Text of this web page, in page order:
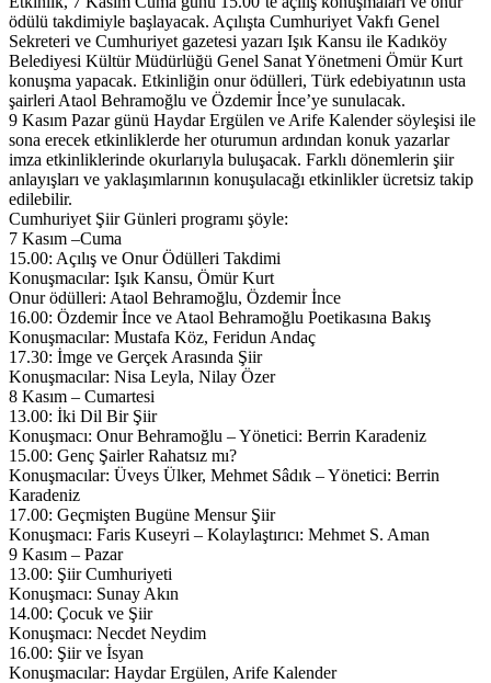
ödülü takdimiyle başlayacak. Açılışta Cumhuriyet Vakfı Genel
Sekreteri ve Cumhuriyet gazetesi yazarı Işık Kansu ile Kadıköy
Belediyesi Kültür Müdürlüğü Genel Sanat Yönetmeni Ömür Kurt
konuşma yapacak. Etkinliğin onur ödülleri, Türk edebiyatının usta
şairleri Ataol Behramoğlu ve Özdemir İnce’ye sunulacak.
9 Kasım Pazar günü Haydar Ergülen ve Arife Kalender söyleşisi ile
sona erecek etkinliklerde her oturumun ardından konuk yazarlar
imza etkinliklerinde okurlarıyla buluşacak. Farklı dönemlerin şiir
anlayışları ve yaklaşımlarının konuşulacağı etkinlikler ücretsiz takip
edilebilir.
Cumhuriyet Şiir Günleri programı şöyle:
7 Kasım –Cuma
15.00: Açılış ve Onur Ödülleri Takdimi
Konuşmacılar: Işık Kansu, Ömür Kurt
Onur ödülleri: Ataol Behramoğlu, Özdemir İnce
16.00: Özdemir İnce ve Ataol Behramoğlu Poetikasına Bakış
Konuşmacılar: Mustafa Köz, Feridun Andaç
17.30: İmge ve Gerçek Arasında Şiir
Konuşmacılar: Nisa Leyla, Nilay Özer
8 Kasım – Cumartesi
13.00: İki Dil Bir Şiir
Konuşmacı: Onur Behramoğlu – Yönetici: Berrin Karadeniz
15.00: Genç Şairler Rahatsız mı?
Konuşmacılar: Üveys Ülker, Mehmet Sâdık – Yönetici: Berrin
Karadeniz
17.00: Geçmişten Bugüne Mensur Şiir
Konuşmacı: Faris Kuseyri – Kolaylaştırıcı: Mehmet S. Aman
9 Kasım – Pazar
13.00: Şiir Cumhuriyeti
Konuşmacı: Sunay Akın
14.00: Çocuk ve Şiir
Konuşmacı: Necdet Neydim
16.00: Şiir ve İsyan
Konuşmacılar: Haydar Ergülen, Arife Kalender